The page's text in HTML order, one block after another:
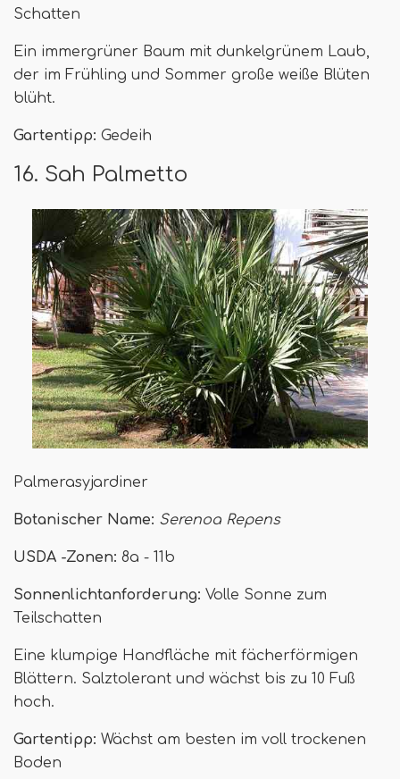
Schatten
Ein immergrüner Baum mit dunkelgrünem Laub,
der im Frühling und Sommer große weiße Blüten
blüht.
Gartentipp: Gedeih
16. Sah Palmetto
Palmerasyjardiner
Botanischer Name: Serenoa Repens
USDA -Zonen: 8a - 11b
Sonnenlichtanforderung: Volle Sonne zum
Teilschatten
Eine klumpige Handfläche mit fächerförmigen
Blättern. Salztolerant und wächst bis zu 10 Fuß
hoch.
Gartentipp: Wächst am besten im voll trockenen
Boden